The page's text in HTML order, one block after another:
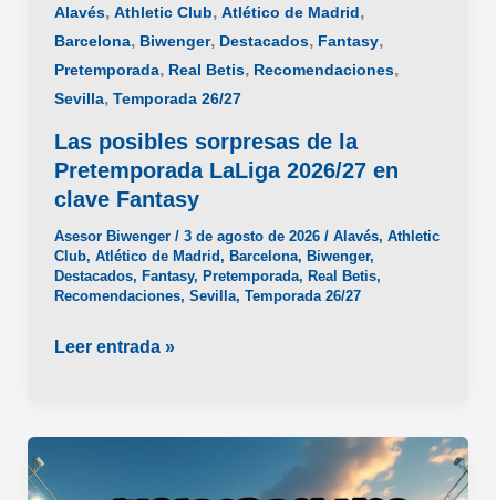
Alavés, Athletic Club, Atlético de Madrid,
Barcelona, Biwenger, Destacados, Fantasy,
Pretemporada, Real Betis, Recomendaciones,
Sevilla, Temporada 26/27
Las posibles sorpresas de la
Pretemporada LaLiga 2026/27 en
clave Fantasy
Asesor Biwenger / 3 de agosto de 2026 / Alavés, Athletic
Club, Atlético de Madrid, Barcelona, Biwenger,
Destacados, Fantasy, Pretemporada, Real Betis,
Recomendaciones, Sevilla, Temporada 26/27
Las
Pretemporada
Leer entrada »